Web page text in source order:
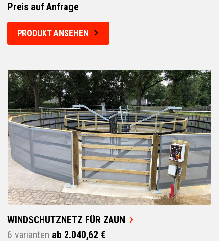
Preis auf Anfrage
PRODUKT ANSEHEN
WINDSCHUTZNETZ FÜR ZAUN
6 varianten ab 2.040,62 €